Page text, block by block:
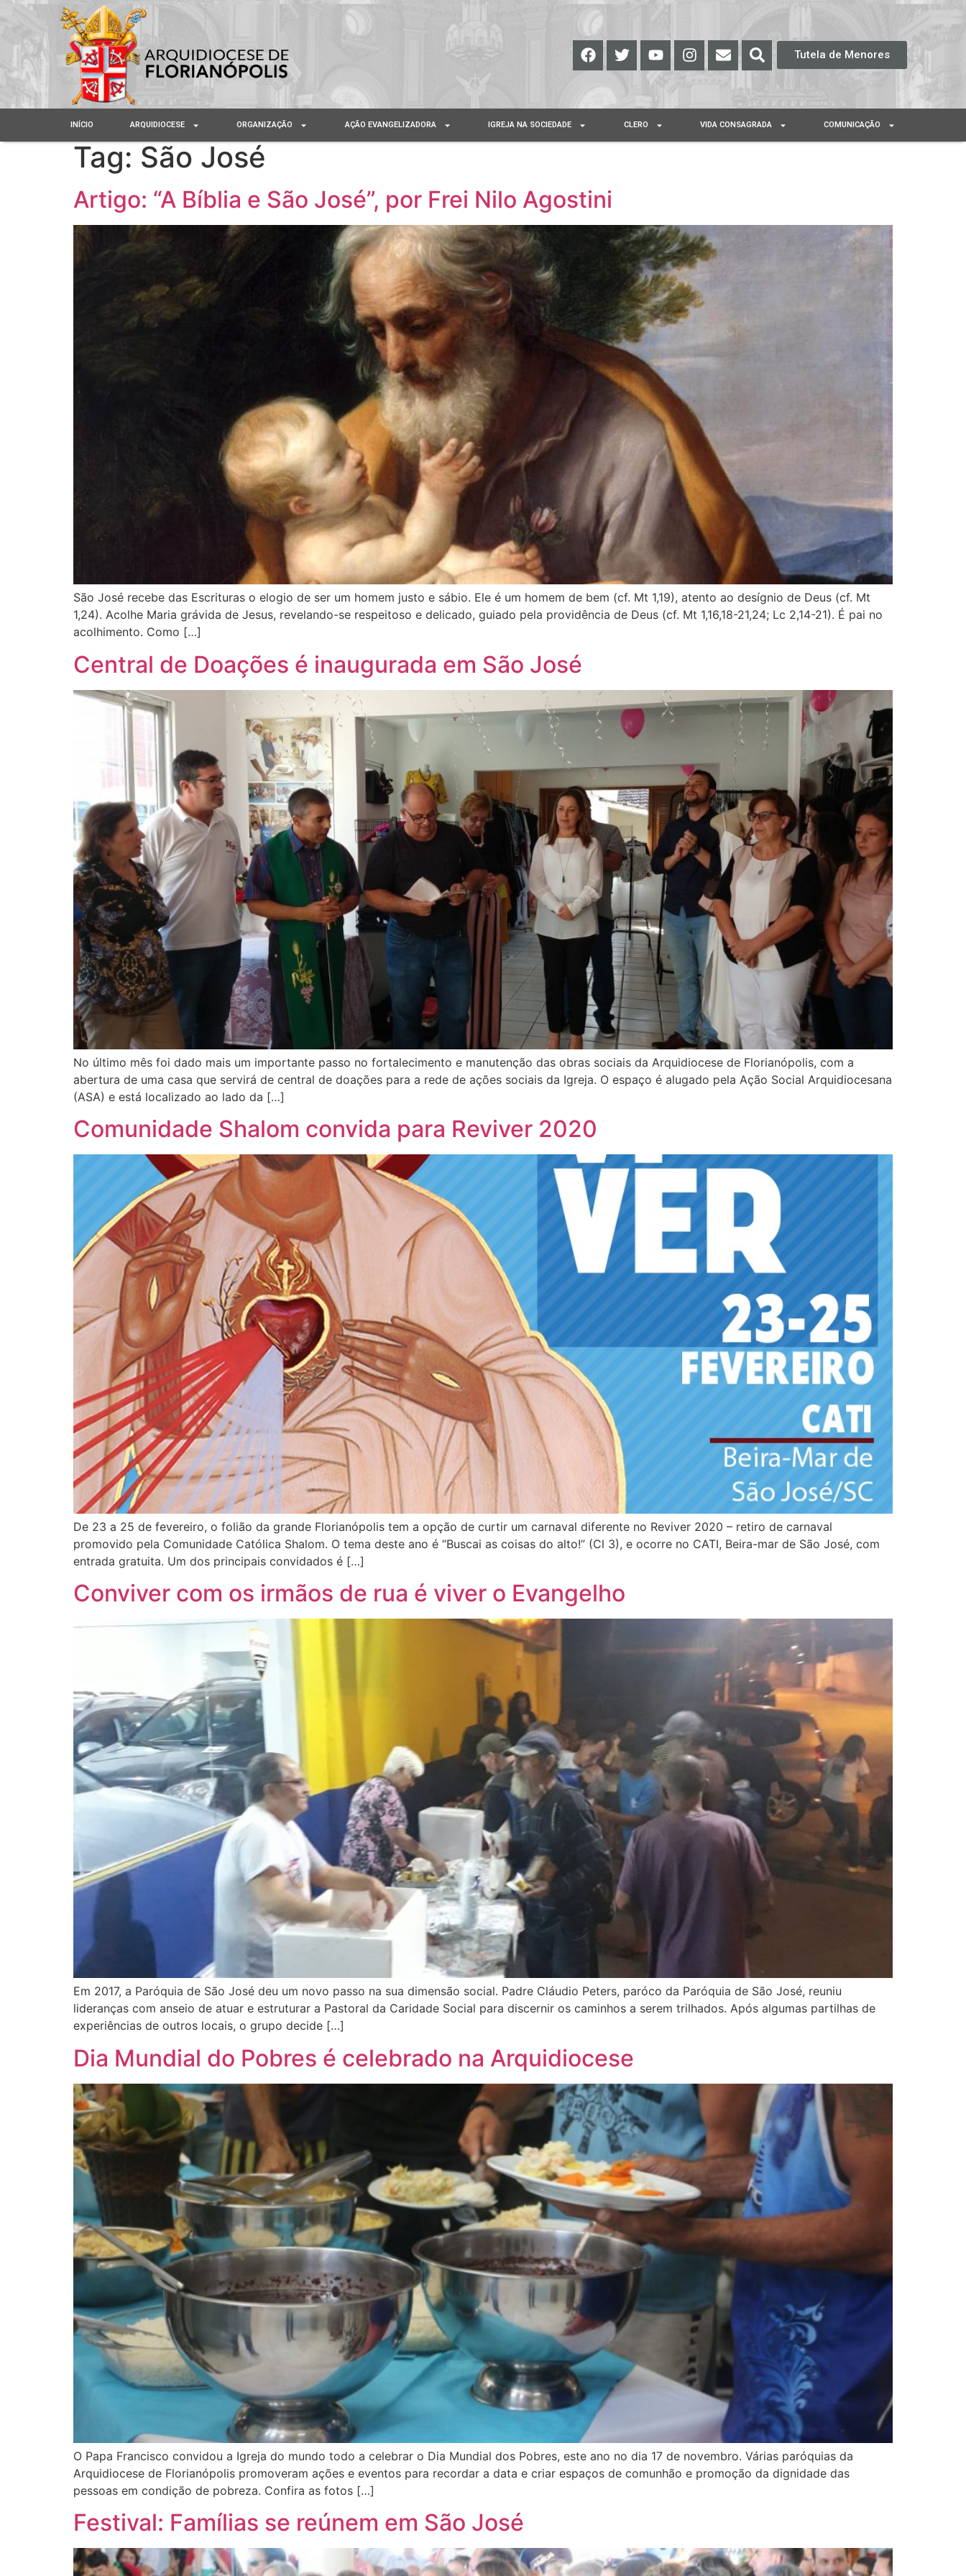
Tutela de Menores
INÍCIO ARQUIDIOCESE ORGANIZAÇÃO AÇÃO EVANGELIZADORA IGREJA NA SOCIEDADE CLERO VIDA CONSAGRADA COMUNICAÇÃO
Tag: São José
Artigo: “A Bíblia e São José”, por Frei Nilo Agostini
São José recebe das Escrituras o elogio de ser um homem justo e sábio. Ele é um homem de bem (cf. Mt 1,19), atento ao desígnio de Deus (cf. Mt
1,24). Acolhe Maria grávida de Jesus, revelando-se respeitoso e delicado, guiado pela providência de Deus (cf. Mt 1,16,18-21,24; Lc 2,14-21). É pai no
acolhimento. Como […]
Central de Doações é inaugurada em São José
No último mês foi dado mais um importante passo no fortalecimento e manutenção das obras sociais da Arquidiocese de Florianópolis, com a
abertura de uma casa que servirá de central de doações para a rede de ações sociais da Igreja. O espaço é alugado pela Ação Social Arquidiocesana
(ASA) e está localizado ao lado da […]
Comunidade Shalom convida para Reviver 2020
De 23 a 25 de fevereiro, o folião da grande Florianópolis tem a opção de curtir um carnaval diferente no Reviver 2020 – retiro de carnaval
promovido pela Comunidade Católica Shalom. O tema deste ano é “Buscai as coisas do alto!” (Cl 3), e ocorre no CATI, Beira-mar de São José, com
entrada gratuita. Um dos principais convidados é […]
Conviver com os irmãos de rua é viver o Evangelho
Em 2017, a Paróquia de São José deu um novo passo na sua dimensão social. Padre Cláudio Peters, paróco da Paróquia de São José, reuniu
lideranças com anseio de atuar e estruturar a Pastoral da Caridade Social para discernir os caminhos a serem trilhados. Após algumas partilhas de
experiências de outros locais, o grupo decide […]
Dia Mundial do Pobres é celebrado na Arquidiocese
O Papa Francisco convidou a Igreja do mundo todo a celebrar o Dia Mundial dos Pobres, este ano no dia 17 de novembro. Várias paróquias da
Arquidiocese de Florianópolis promoveram ações e eventos para recordar a data e criar espaços de comunhão e promoção da dignidade das
pessoas em condição de pobreza. Confira as fotos […]
Festival: Famílias se reúnem em São José